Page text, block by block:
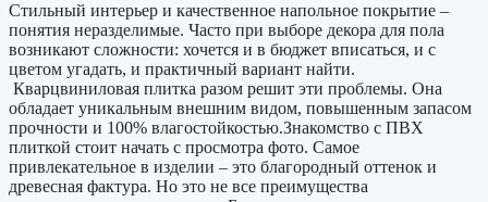
Стильный интерьер и качественное напольное покрытие –
понятия неразделимые. Часто при выборе декора для пола
возникают сложности: хочется и в бюджет вписаться, и с
цветом угадать, и практичный вариант найти.
Кварцвиниловая плитка разом решит эти проблемы. Она
обладает уникальным внешним видом, повышенным запасом
прочности и 100% влагостойкостью.Знакомство с ПВХ
плиткой стоит начать с просмотра фото. Самое
привлекательное в изделии – это благородный оттенок и
древесная фактура. Но это не все преимущества